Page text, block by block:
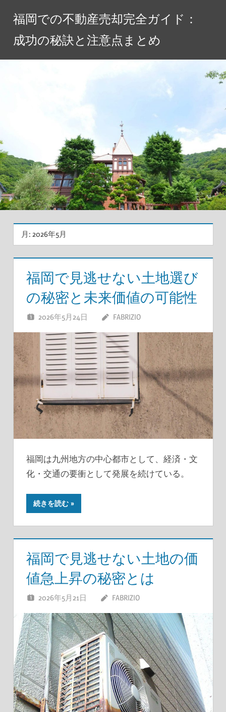
プ
福岡での不動産売却完全ガイド：
成功の秘訣と注意点まとめ
月: 2026年5月
福岡で見逃せない土地選び
の秘密と未来価値の可能性
2026年5月24日 FABRIZIO
福岡は九州地方の中心都市として、経済・文
化・交通の要衝として発展を続けている。
続きを読む
福岡で見逃せない土地の価
値急上昇の秘密とは
2026年5月21日 FABRIZIO